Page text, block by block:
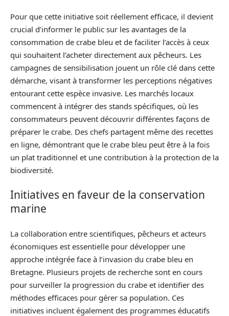
Pour que cette initiative soit réellement efficace, il devient
crucial d’informer le public sur les avantages de la
consommation de crabe bleu et de faciliter l’accès à ceux
qui souhaitent l’acheter directement aux pêcheurs. Les
campagnes de sensibilisation jouent un rôle clé dans cette
démarche, visant à transformer les perceptions négatives
entourant cette espèce invasive. Les marchés locaux
commencent à intégrer des stands spécifiques, où les
consommateurs peuvent découvrir différentes façons de
préparer le crabe. Des chefs partagent même des recettes
en ligne, démontrant que le crabe bleu peut être à la fois
un plat traditionnel et une contribution à la protection de la
biodiversité.
Initiatives en faveur de la conservation
marine
La collaboration entre scientifiques, pêcheurs et acteurs
économiques est essentielle pour développer une
approche intégrée face à l’invasion du crabe bleu en
Bretagne. Plusieurs projets de recherche sont en cours
pour surveiller la progression du crabe et identifier des
méthodes efficaces pour gérer sa population. Ces
initiatives incluent également des programmes éducatifs